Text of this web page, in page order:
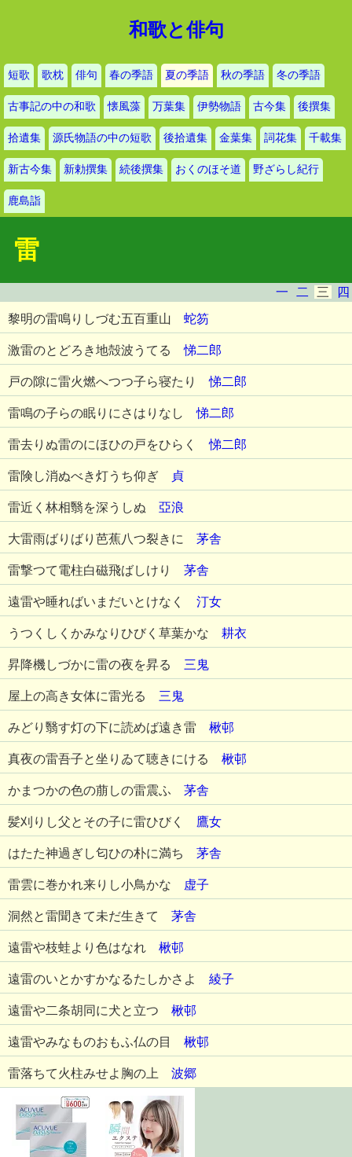
和歌と俳句
短歌 歌枕 俳句 春の季語 夏の季語 秋の季語 冬の季語
古事記の中の和歌 懐風藻 万葉集 伊勢物語 古今集 後撰集
拾遺集 源氏物語の中の短歌 後拾遺集 金葉集 詞花集 千載集
新古今集 新勅撰集 続後撰集 おくのほそ道 野ざらし紀行
鹿島詣
雷
一 二 三
四
黎明の雷鳴りしづむ五百重山 蛇笏
激雷のとどろき地殻波うてる悌二郎
戸の隙に雷火燃へつつ子ら寝たり悌二郎
雷鳴の子らの眠りにさはりなし悌二郎
雷去りぬ雷のにほひの戸をひらく悌二郎
雷険し消ぬべき灯うち仰ぎ 貞
雷近く林相翳を深うしぬ 亞浪
大雷雨ばりばり芭蕉八つ裂きに 茅舎
雷撃つて電柱白磁飛ばしけり 茅舎
遠雷や睡ればいまだいとけなく 汀女
うつくしくかみなりひびく草葉かな 耕衣
昇降機しづかに雷の夜を昇る 三鬼
屋上の高き女体に雷光る 三鬼
みどり翳す灯の下に読めば遠き雷 楸邨
真夜の雷吾子と坐りゐて聴きにける 楸邨
かまつかの色の萠しの雷震ふ 茅舎
髪刈りし父とその子に雷ひびく 鷹女
はたた神過ぎし匂ひの朴に満ち 茅舎
雷雲に巻かれ来りし小鳥かな 虚子
洞然と雷聞きて未だ生きて 茅舎
遠雷や枝蛙より色はなれ 楸邨
遠雷のいとかすかなるたしかさよ 綾子
遠雷や二条胡同に犬と立つ 楸邨
遠雷やみなものおもふ仏の目 楸邨
雷落ちて火柱みせよ胸の上 波郷